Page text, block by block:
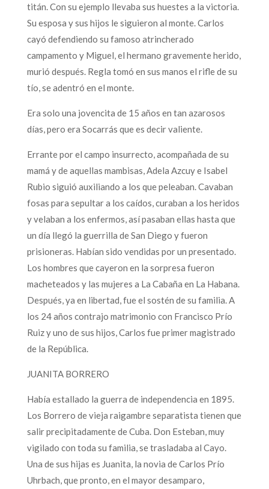
titán. Con su ejemplo llevaba sus huestes a la victoria.
Su esposa y sus hijos le siguieron al monte. Carlos
cayó defendiendo su famoso atrincherado
campamento y Miguel, el hermano gravemente herido,
murió después. Regla tomó en sus manos el rifle de su
tío, se adentró en el monte.
Era solo una jovencita de 15 años en tan azarosos
días, pero era Socarrás que es decir valiente.
Errante por el campo insurrecto, acompañada de su
mamá y de aquellas mambisas, Adela Azcuy e Isabel
Rubio siguió auxiliando a los que peleaban. Cavaban
fosas para sepultar a los caídos, curaban a los heridos
y velaban a los enfermos, así pasaban ellas hasta que
un día llegó la guerrilla de San Diego y fueron
prisioneras. Habían sido vendidas por un presentado.
Los hombres que cayeron en la sorpresa fueron
macheteados y las mujeres a La Cabaña en La Habana.
Después, ya en libertad, fue el sostén de su familia. A
los 24 años contrajo matrimonio con Francisco Prío
Ruiz y uno de sus hijos, Carlos fue primer magistrado
de la República.
JUANITA BORRERO
Había estallado la guerra de independencia en 1895.
Los Borrero de vieja raigambre separatista tienen que
salir precipitadamente de Cuba. Don Esteban, muy
vigilado con toda su familia, se trasladaba al Cayo.
Una de sus hijas es Juanita, la novia de Carlos Prío
Uhrbach, que pronto, en el mayor desamparo,